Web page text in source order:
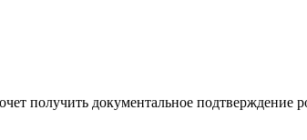
получить документальное подтверждение